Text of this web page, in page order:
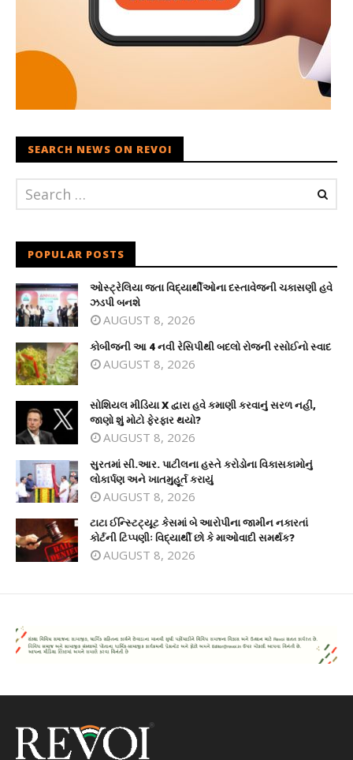
SEARCH NEWS ON REVOI
POPULAR POSTS
ઓસ્ટ્રેલિયા જતા વિદ્યાર્થીઓના દસ્તાવેજની ચકાસણી હવે
ઝડપી બનશે
AUGUST 8, 2026
કોબીજની આ 4 નવી રેસિપીથી બદલો રોજની રસોઈનો સ્વાદ
AUGUST 8, 2026
સોશિયલ મીડિયા X દ્વારા હવે કમાણી કરવાનું સરળ નહીં,
જાણો શું મોટો ફેરફાર થયો?
AUGUST 8, 2026
સુરતમાં સી.આર. પાટીલના હસ્તે કરોડોના વિકાસકામોનું
લોકાર્પણ અને ખાતમુહૂર્ત કરાયું
AUGUST 8, 2026
ટાટા ઈન્સ્ટિટ્યૂટ કેસમાં બે આરોપીના જામીન નકારતાં
કોર્ટની ટિપ્પણીઃ વિદ્યાર્થી છો કે માઓવાદી સમર્થક?
AUGUST 8, 2026